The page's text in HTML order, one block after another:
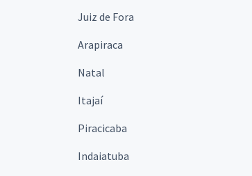
Juiz de Fora
Arapiraca
Natal
Itajaí
Piracicaba
Indaiatuba